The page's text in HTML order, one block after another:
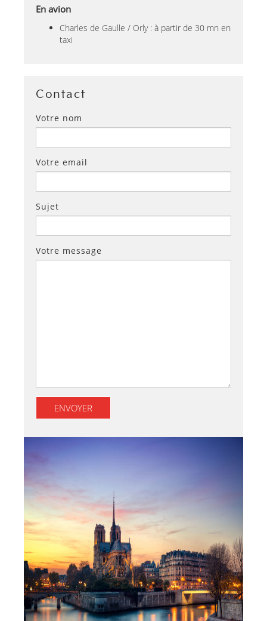
En avion
Charles de Gaulle / Orly : à partir de 30 mn en
taxi
Contact
Votre nom
Votre email
Sujet
Votre message